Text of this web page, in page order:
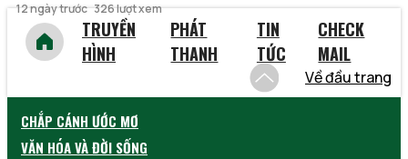
12 ngày trước 326 lượt xem
TRUYỀN
HÌNH
PHÁT
THANH
TIN
TỨC
CHECK
MAIL
Về đầu trang
CHẮP CÁNH ƯỚC MƠ
VĂN HÓA VÀ ĐỜI SỐNG